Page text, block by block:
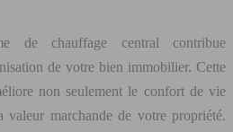
de chauffage central contribue
de votre bien immobilier. Cette
non seulement le confort de vie
valeur marchande de votre propriété.